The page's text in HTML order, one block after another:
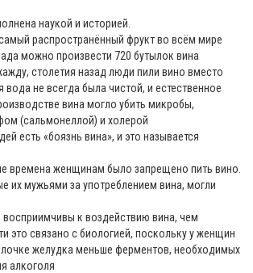
наукой и историей.
распространённый фрукт во всём мире
можно произвести 720 бутылок вина
столетия назад люди пили вино вместо
не всегда была чистой, и естественное
вина могло убить микробы,
(сальмонеллой) и холерой
есть «боязнь вина», и это называется
времена женщинам было запрещено пить вино.
их мужьями за употреблением вина, могли
к воздействию вина, чем
это связано с биологией, поскольку у женщин
желудка меньше ферментов, необходимых
алкоголя